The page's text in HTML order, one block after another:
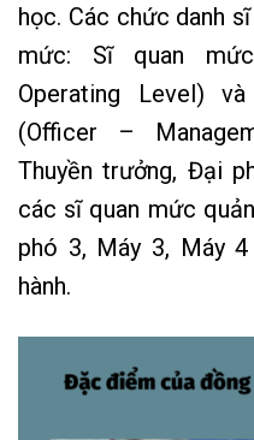
học. Các chức danh
mức: Sĩ quan
Operating Level)
(Officer –
Thuyền trưởng, Đại
các sĩ quan mức
phó 3, Máy 3, Máy
hành.